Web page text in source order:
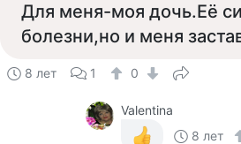
Для меня-моя дочь.Её
болезни,но и меня
8 лет 1 0
Valentina
8 лет